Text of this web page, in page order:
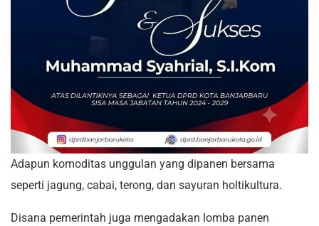
Adapun komoditas unggulan yang dipanen bersama
seperti jagung, cabai, terong, dan sayuran holtikultura.
Disana pemerintah juga mengadakan lomba panen